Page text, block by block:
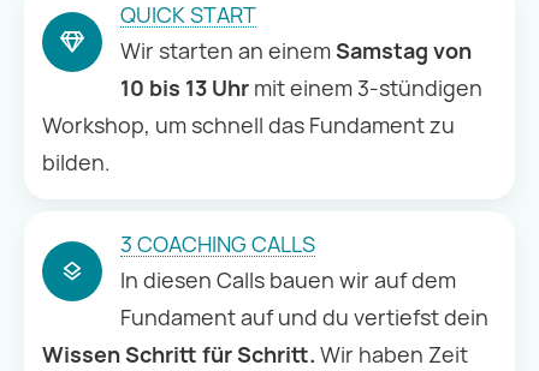
QUICK START
Wir starten an einemSamstag von
10 bis 13 Uhr mit einem 3-stündigen
Workshop, um schnell das Fundament zu
bilden.
3 COACHING CALLS
In diesen Calls bauen wir auf dem
Fundament auf und du vertiefst dein
Wissen Schritt für Schritt. Wir haben Zeit